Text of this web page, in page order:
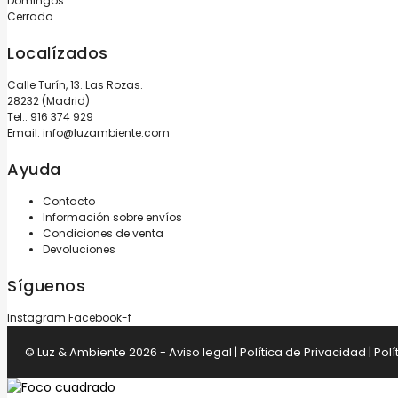
Cerrado
Localízados
Calle Turín, 13. Las Rozas.
28232 (Madrid)
Tel.: 916 374 929
Email: info@luzambiente.com
Ayuda
Contacto
Información sobre envíos
Condiciones de venta
Devoluciones
Síguenos
Instagram Facebook-f
© Luz & Ambiente 2026 - Aviso legal | Política de Privacidad |